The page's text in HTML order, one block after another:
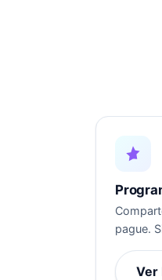
pague.
Ver